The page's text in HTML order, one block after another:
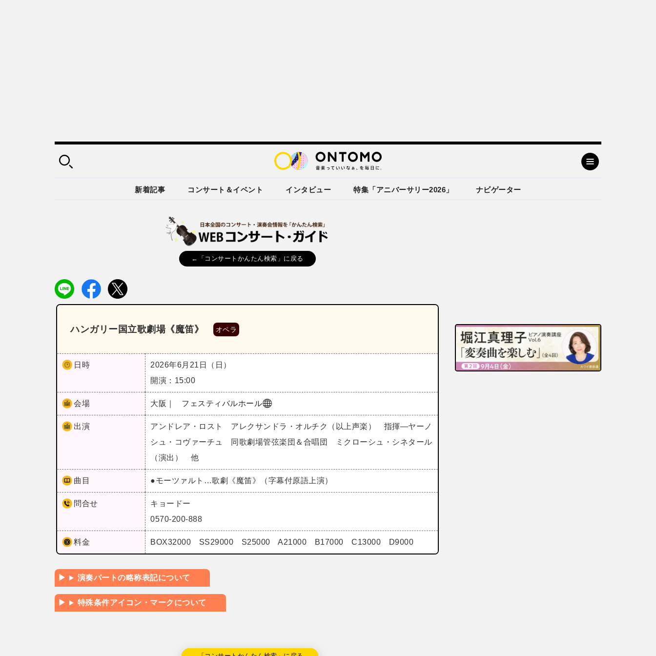
新着記事 コンサート＆イベント インタビュー 特集「アニバーサリー2026」 ナビゲーター
←「コンサートかんたん検索」に戻る
ハンガリー国立歌劇場《魔笛》 オペラ
日時
2026年6月21日（日）
開演：15:00
会場 大阪｜ フェスティバルホール
出演
アンドレア・ロスト アレクサンドラ・オルチク（以上声楽） 指揮―ヤーノ
シュ・コヴァーチュ 同歌劇場管弦楽団＆合唱団 ミクローシュ・シネタール
（演出） 他
曲目 ●モーツァルト…歌劇《魔笛》（字幕付原語上演）
問合せ
キョードー
0570-200-888
料金 BOX32000 SS29000 S25000 A21000 B17000 C13000 D9000
演奏パートの略称表記について
特殊条件アイコン・マークについて